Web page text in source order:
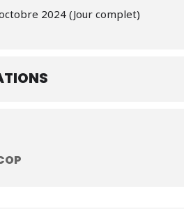
2024 (Jour complet)